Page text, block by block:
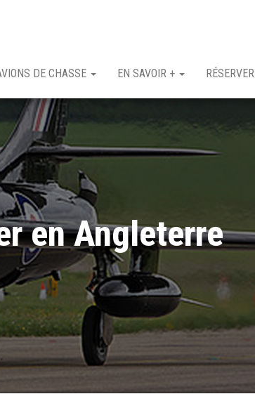
DE CHASSE EN SAVOIR + RÉSERVER
en Angleterre